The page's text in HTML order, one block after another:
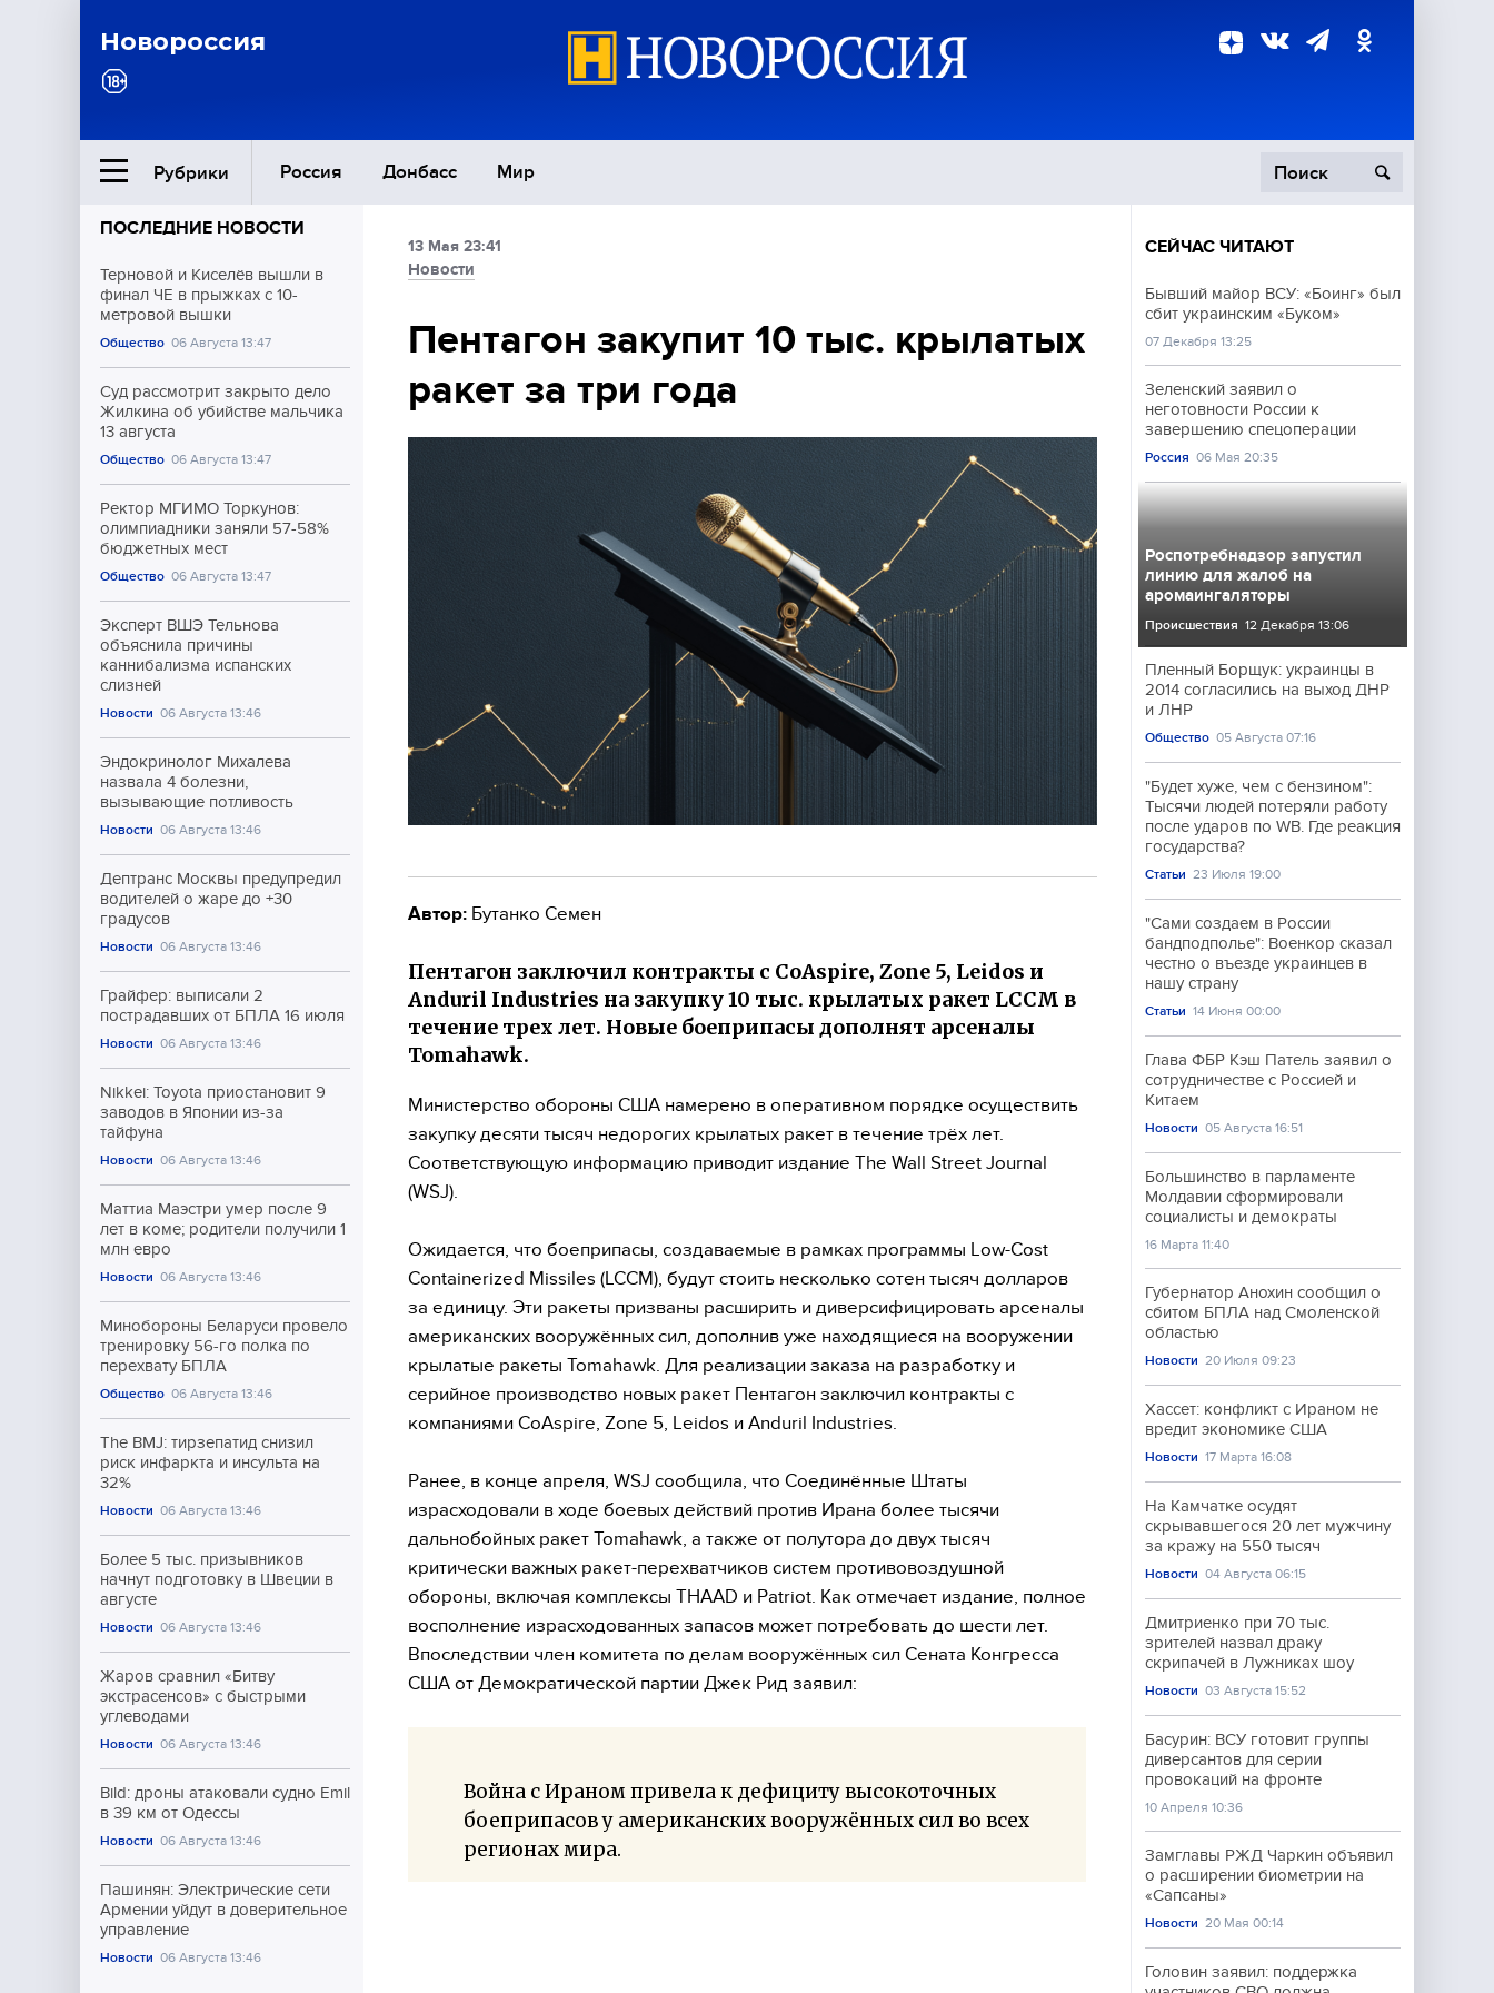
Новороссия
Рубрики Россия Донбасс Мир
Ближний Восток
Общество
Экономика
Происшествия
Культура
Спорт
ПОСЛЕДНИЕ НОВОСТИ
Терновой и Киселёв вышли в
финал ЧЕ в прыжках с 10-
метровой вышки
Общество 06 Августа 13:47
Суд рассмотрит закрыто дело
Жилкина об убийстве мальчика
13 августа
Общество 06 Августа 13:47
Ректор МГИМО Торкунов:
олимпиадники заняли 57-58%
бюджетных мест
Общество 06 Августа 13:47
Эксперт ВШЭ Тельнова
объяснила причины
каннибализма испанских
слизней
Новости 06 Августа 13:46
Эндокринолог Михалева
назвала 4 болезни,
вызывающие потливость
Новости 06 Августа 13:46
Дептранс Москвы предупредил
водителей о жаре до +30
градусов
Новости 06 Августа 13:46
Грайфер: выписали 2
пострадавших от БПЛА 16 июля
Новости 06 Августа 13:46
Nikkei: Toyota приостановит 9
заводов в Японии из-за
тайфуна
Новости 06 Августа 13:46
Маттиа Маэстри умер после 9
лет в коме; родители получили 1
млн евро
Новости 06 Августа 13:46
Минобороны Беларуси провело
тренировку 56-го полка по
перехвату БПЛА
Общество 06 Августа 13:46
The BMJ: тирзепатид снизил
риск инфаркта и инсульта на
32%
Новости 06 Августа 13:46
Более 5 тыс. призывников
начнут подготовку в Швеции в
августе
Новости 06 Августа 13:46
Жаров сравнил «Битву
экстрасенсов» с быстрыми
углеводами
Новости 06 Августа 13:46
Bild: дроны атаковали судно Emil
в 39 км от Одессы
Новости 06 Августа 13:46
Пашинян: Электрические сети
Армении уйдут в доверительное
управление
Новости 06 Августа 13:46
13 Мая 23:41
Новости
Пентагон закупит 10 тыс. крылатых
ракет за три года
Автор: Бутанко Семен
Пентагон заключил контракты с CoAspire, Zone 5, Leidos и
Anduril Industries на закупку 10 тыс. крылатых ракет LCCM в
течение трех лет. Новые боеприпасы дополнят арсеналы
Tomahawk.
Министерство обороны США намерено в оперативном порядке осуществить
закупку десяти тысяч недорогих крылатых ракет в течение трёх лет.
Соответствующую информацию приводит издание The Wall Street Journal
(WSJ).
Ожидается, что боеприпасы, создаваемые в рамках программы Low-Cost
Containerized Missiles (LCCM), будут стоить несколько сотен тысяч долларов
за единицу. Эти ракеты призваны расширить и диверсифицировать арсеналы
американских вооружённых сил, дополнив уже находящиеся на вооружении
крылатые ракеты Tomahawk. Для реализации заказа на разработку и
серийное производство новых ракет Пентагон заключил контракты с
компаниями CoAspire, Zone 5, Leidos и Anduril Industries.
Ранее, в конце апреля, WSJ сообщила, что Соединённые Штаты
израсходовали в ходе боевых действий против Ирана более тысячи
дальнобойных ракет Tomahawk, а также от полутора до двух тысяч
критически важных ракет-перехватчиков систем противовоздушной
обороны, включая комплексы THAAD и Patriot. Как отмечает издание, полное
восполнение израсходованных запасов может потребовать до шести лет.
Впоследствии член комитета по делам вооружённых сил Сената Конгресса
США от Демократической партии Джек Рид заявил:
Война с Ираном привела к дефициту высокоточных
боеприпасов у американских вооружённых сил во всех
регионах мира.
СЕЙЧАС ЧИТАЮТ
Бывший майор ВСУ: «Боинг» был
сбит украинским «Буком»
07 Декабря 13:25
Зеленский заявил о
неготовности России к
завершению спецоперации
Россия 06 Мая 20:35
Роспотребнадзор запустил
линию для жалоб на
аромаингаляторы
Происшествия 12 Декабря 13:06
Пленный Борщук: украинцы в
2014 согласились на выход ДНР
и ЛНР
Общество 05 Августа 07:16
"Будет хуже, чем с бензином":
Тысячи людей потеряли работу
после ударов по WB. Где реакция
государства?
Статьи 23 Июля 19:00
"Сами создаем в России
бандподполье": Военкор сказал
честно о въезде украинцев в
нашу страну
Статьи 14 Июня 00:00
Глава ФБР Кэш Патель заявил о
сотрудничестве с Россией и
Китаем
Новости 05 Августа 16:51
Большинство в парламенте
Молдавии сформировали
социалисты и демократы
16 Марта 11:40
Губернатор Анохин сообщил о
сбитом БПЛА над Смоленской
областью
Новости 20 Июля 09:23
Хассет: конфликт с Ираном не
вредит экономике США
Новости 17 Марта 16:08
На Камчатке осудят
скрывавшегося 20 лет мужчину
за кражу на 550 тысяч
Новости 04 Августа 06:15
Дмитриенко при 70 тыс.
зрителей назвал драку
скрипачей в Лужниках шоу
Новости 03 Августа 15:52
Басурин: ВСУ готовит группы
диверсантов для серии
провокаций на фронте
10 Апреля 10:36
Замглавы РЖД Чаркин объявил
о расширении биометрии на
«Сапсаны»
Новости 20 Мая 00:14
Головин заявил: поддержка